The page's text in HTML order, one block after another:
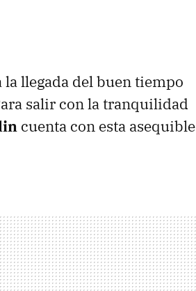
la llegada del buen tiempo
salir con la tranquilidad
cuenta con esta asequible